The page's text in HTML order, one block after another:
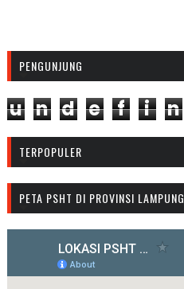
PENGUNJUNG
u n d e f i n
TERPOPULER
PETA PSHT DI PROVINSI LAMPUNG